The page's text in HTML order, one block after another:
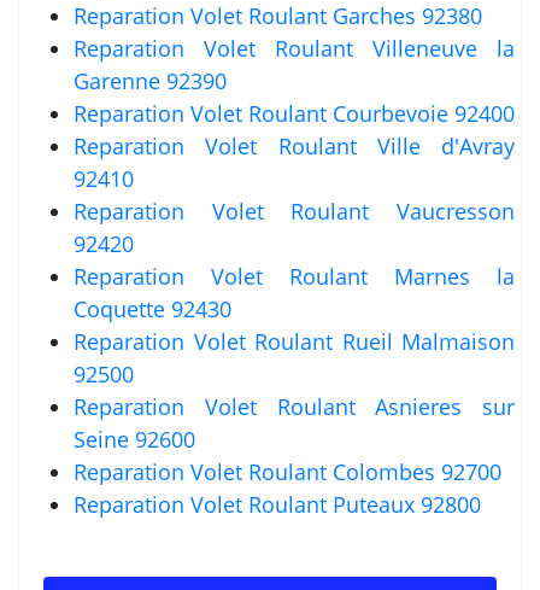
Reparation Volet Roulant Garches 92380
Reparation Volet Roulant Villeneuve la
Garenne 92390
Reparation Volet Roulant Courbevoie 92400
Reparation Volet Roulant Ville d'Avray
92410
Reparation Volet Roulant Vaucresson
92420
Reparation Volet Roulant Marnes la
Coquette 92430
Reparation Volet Roulant Rueil Malmaison
92500
Reparation Volet Roulant Asnieres sur
Seine 92600
Reparation Volet Roulant Colombes 92700
Reparation Volet Roulant Puteaux 92800